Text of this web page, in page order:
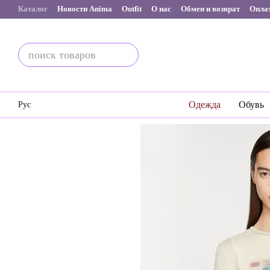
Перейти к основному контенту
Каталог Новости Anima Outfit О нас Обмен и возврат
Рус Одежда Обувь